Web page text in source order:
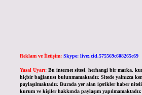
Reklam ve İletişim: Skype: live:.cid.575569c608265c69
Yasal Uyarı: Bu internet sitesi, herhangi bir marka,
hiçbir bağlantısı bulunmamaktadır. Sitede yalnızca
paylaşılmaktadır. Burada yer alan içerikler haber
kurum ve kişiler hakkında paylaşım